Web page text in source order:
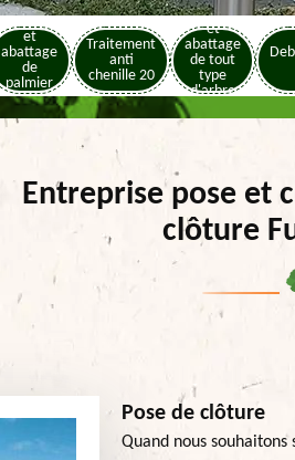
Elagage
et
abattage
de
palmier
20
Traitement
anti
chenille 20
Elagage
et
abattage
de tout
type
d'arbre
Entreprise pose et
clôture
Pose de clôture
Quand nous